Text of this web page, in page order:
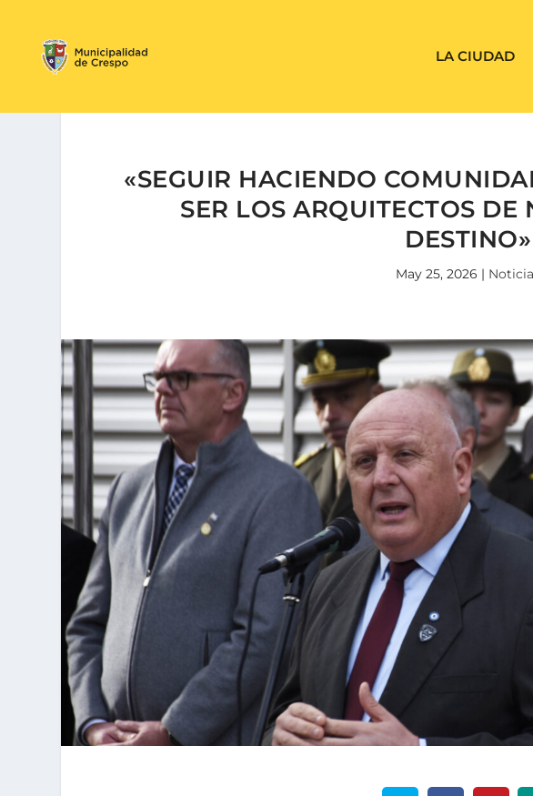
LA CIUDAD
«SEGUIR HACIENDO
SER LOS ARQUITECTOS DE
DESTINO»
May 25, 2026 |